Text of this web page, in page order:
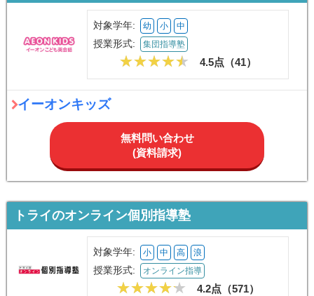
対象学年: 幼 小 中
授業形式: 集団指導塾
4.5点（41）
イーオンキッズ
無料問い合わせ
(資料請求)
トライのオンライン個別指導塾
対象学年: 小 中 高 浪
授業形式: オンライン指導
4.2点（571）